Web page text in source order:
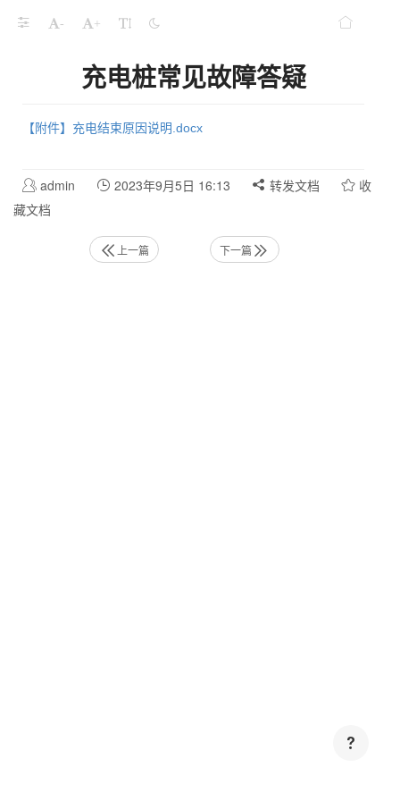
- +
充电桩常见故障答疑
【附件】充电结束原因说明.docx
admin 2023年9月5日 16:13 转发文档
收
藏文档
上一篇 下一篇